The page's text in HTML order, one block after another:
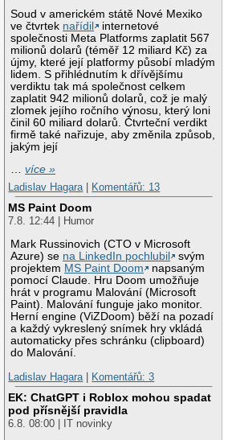
Soud v americkém státě Nové Mexiko
ve čtvrtek nařídil
internetové
společnosti Meta Platforms zaplatit 567
milionů dolarů (téměř 12 miliard Kč) za
újmy, které její platformy působí mladým
lidem. S přihlédnutím k dřívějšímu
verdiktu tak má společnost celkem
zaplatit 942 milionů dolarů, což je malý
zlomek jejího ročního výnosu, který loni
činil 60 miliard dolarů. Čtvrteční verdikt
firmě také nařizuje, aby změnila způsob,
jakým její
…více »
Ladislav Hagara
Komentářů: 13
MS Paint Doom
7.8. 12:44 | Humor
Mark Russinovich (CTO v Microsoft
Azure) se na LinkedIn pochlubil
svým
projektem MS Paint Doom
napsaným
pomocí Claude. Hru Doom umožňuje
hrát v programu Malování (Microsoft
Paint). Malování funguje jako monitor.
Herní engine (ViZDoom) běží na pozadí
a každý vykreslený snímek hry vkládá
automaticky přes schránku (clipboard)
do Malování.
Ladislav Hagara
Komentářů: 3
EK: ChatGPT i Roblox mohou spadat
pod přísnější pravidla
6.8. 08:00 | IT novinky